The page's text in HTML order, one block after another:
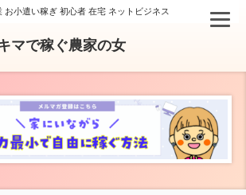
お小遣い稼ぎ 初心者 在宅 ネットビジネス
マで稼ぐ農家の女